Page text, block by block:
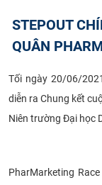
CƠ CẤU TỔ
ĐÀO TẠO
KHOA HỌC
STEPOUT
QUÂN
Tối ngày 20/06/
diễn ra Chung kết
Niên trường Đại học
PharMarketing